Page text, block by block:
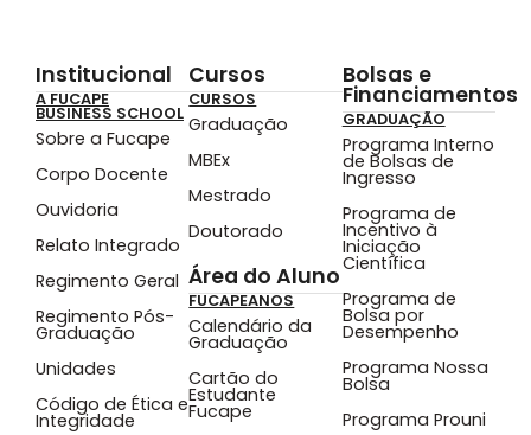
Institucional
A FUCAPE
BUSINESS SCHOOL
Sobre a Fucape
Corpo Docente
Ouvidoria
Relato Integrado
Regimento Geral
Regimento Pós-
Graduação
Unidades
Código de Ética e
Integridade
Cursos
CURSOS
Graduação
MBEx
Mestrado
Doutorado
Área do Aluno
FUCAPEANOS
Calendário da
Graduação
Cartão do
Estudante
Fucape
Bolsas e
Financiamentos
GRADUAÇÃO
Programa Interno
de Bolsas de
Ingresso
Programa de
Incentivo à
Iniciação
Científica
Programa de
Bolsa por
Desempenho
Programa Nossa
Bolsa
Programa Prouni